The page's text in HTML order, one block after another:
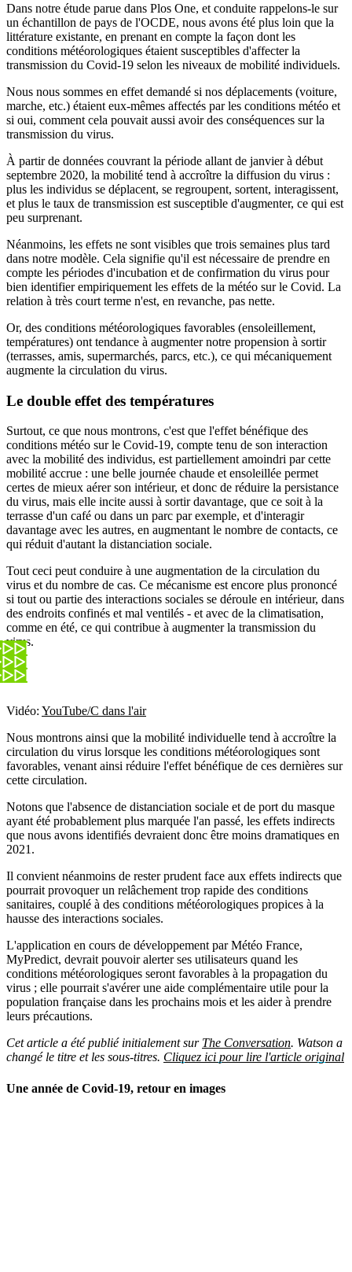
Dans notre étude parue dans Plos One, et conduite rappelons-le sur
un échantillon de pays de l'OCDE, nous avons été plus loin que la
littérature existante, en prenant en compte la façon dont les
conditions météorologiques étaient susceptibles d'affecter la
transmission du Covid-19 selon les niveaux de mobilité individuels.
Nous nous sommes en effet demandé si nos déplacements (voiture,
marche, etc.) étaient eux-mêmes affectés par les conditions météo et
si oui, comment cela pouvait aussi avoir des conséquences sur la
transmission du virus.
À partir de données couvrant la période allant de janvier à début
septembre 2020, la mobilité tend à accroître la diffusion du virus :
plus les individus se déplacent, se regroupent, sortent, interagissent,
et plus le taux de transmission est susceptible d'augmenter, ce qui est
peu surprenant.
Néanmoins, les effets ne sont visibles que trois semaines plus tard
dans notre modèle. Cela signifie qu'il est nécessaire de prendre en
compte les périodes d'incubation et de confirmation du virus pour
bien identifier empiriquement les effets de la météo sur le Covid. La
relation à très court terme n'est, en revanche, pas nette.
Or, des conditions météorologiques favorables (ensoleillement,
températures) ont tendance à augmenter notre propension à sortir
(terrasses, amis, supermarchés, parcs, etc.), ce qui mécaniquement
augmente la circulation du virus.
Le double effet des températures
Surtout, ce que nous montrons, c'est que l'effet bénéfique des
conditions météo sur le Covid-19, compte tenu de son interaction
avec la mobilité des individus, est partiellement amoindri par cette
mobilité accrue : une belle journée chaude et ensoleillée permet
certes de mieux aérer son intérieur, et donc de réduire la persistance
du virus, mais elle incite aussi à sortir davantage, que ce soit à la
terrasse d'un café ou dans un parc par exemple, et d'interagir
davantage avec les autres, en augmentant le nombre de contacts, ce
qui réduit d'autant la distanciation sociale.
Tout ceci peut conduire à une augmentation de la circulation du
virus et du nombre de cas. Ce mécanisme est encore plus prononcé
si tout ou partie des interactions sociales se déroule en intérieur, dans
des endroits confinés et mal ventilés - et avec de la climatisation,
comme en été, ce qui contribue à augmenter la transmission du
virus.
Vidéo: YouTube/C dans l'air
Nous montrons ainsi que la mobilité individuelle tend à accroître la
circulation du virus lorsque les conditions météorologiques sont
favorables, venant ainsi réduire l'effet bénéfique de ces dernières sur
cette circulation.
Notons que l'absence de distanciation sociale et de port du masque
ayant été probablement plus marquée l'an passé, les effets indirects
que nous avons identifiés devraient donc être moins dramatiques en
2021.
Il convient néanmoins de rester prudent face aux effets indirects que
pourrait provoquer un relâchement trop rapide des conditions
sanitaires, couplé à des conditions météorologiques propices à la
hausse des interactions sociales.
L'application en cours de développement par Météo France,
MyPredict, devrait pouvoir alerter ses utilisateurs quand les
conditions météorologiques seront favorables à la propagation du
virus ; elle pourrait s'avérer une aide complémentaire utile pour la
population française dans les prochains mois et les aider à prendre
leurs précautions.
Cet article a été publié initialement sur The Conversation. Watson a
changé le titre et les sous-titres. Cliquez ici pour lire l'article original
Une année de Covid-19, retour en images